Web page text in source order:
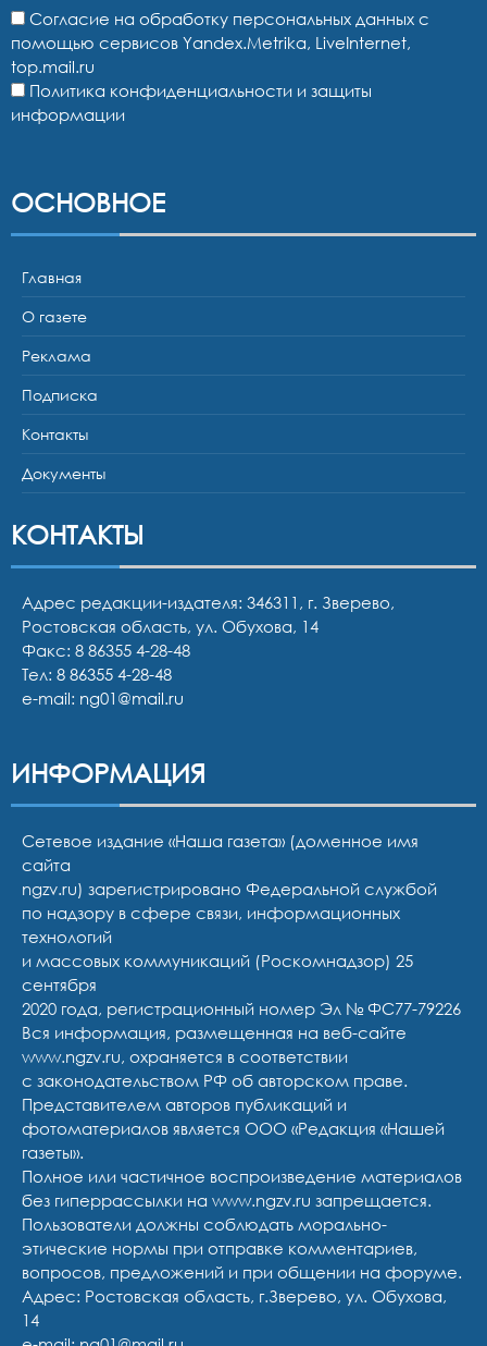
Согласие на обработку персональных данных с
помощью сервисов Yandex.Metrika, LiveInternet,
top.mail.ru
Политика конфиденциальности и защиты
информации
ОСНОВНОЕ
Главная
О газете
Реклама
Подписка
Контакты
Документы
КОНТАКТЫ
Адрес редакции-издателя: 346311, г. Зверево,
Ростовская область, ул. Обухова, 14
Факс: 8 86355 4-28-48
Тел: 8 86355 4-28-48
e-mail: ng01@mail.ru
ИНФОРМАЦИЯ
Сетевое издание «Наша газета» (доменное имя
сайта
ngzv.ru) зарегистрировано Федеральной службой
по надзору в сфере связи, информационных
технологий
и массовых коммуникаций (Роскомнадзор) 25
сентября
2020 года, регистрационный номер Эл № ФС77-79226
Вся информация, размещенная на веб-сайте
www.ngzv.ru, охраняется в соответствии
с законодательством РФ об авторском праве.
Представителем авторов публикаций и
фотоматериалов является ООО «Редакция «Нашей
газеты».
Полное или частичное воспроизведение материалов
без гиперрассылки на www.ngzv.ru запрещается.
Пользователи должны соблюдать морально-
этические нормы при отправке комментариев,
вопросов, предложений и при общении на форуме.
Адрес: Ростовская область, г.Зверево, ул. Обухова,
14